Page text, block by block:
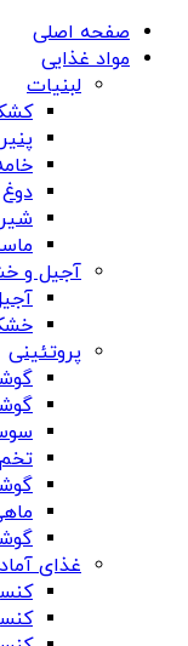
صفحه اصلی
مواد غذایی
لبنیات
پنیر
دوغ
شیر
آجیل و
پروتئینی
غذای